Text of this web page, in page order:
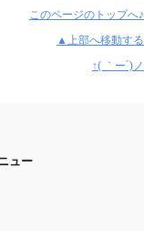
このページのトップへ♪
▲上部へ移動する
↑( ｀ー´)ノ
ュー